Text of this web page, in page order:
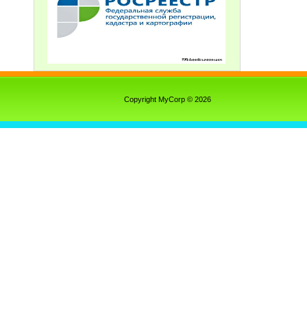
Copyright MyCorp © 2026